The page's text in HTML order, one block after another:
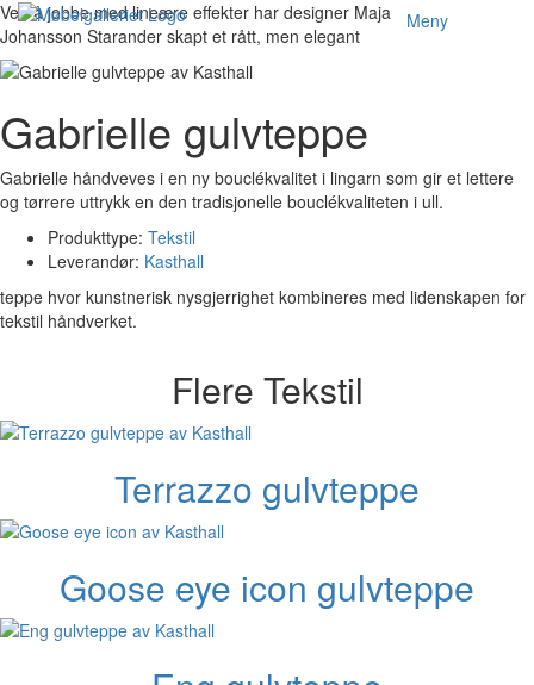
Ned
til
innholdet
Meny
Gabrielle gulvteppe
Gabrielle håndveves i en ny bouclékvalitet i lingarn som gir et lettere
og tørrere uttrykk en den tradisjonelle bouclékvaliteten i ull.
Produkttype: Tekstil
Leverandør: Kasthall
Ved å jobbe med lineære effekter har designer Maja
Johansson Starander skapt et rått, men elegant
teppe hvor kunstnerisk nysgjerrighet kombineres med lidenskapen for
tekstil håndverket.
Flere Tekstil
Terrazzo gulvteppe
Goose eye icon gulvteppe